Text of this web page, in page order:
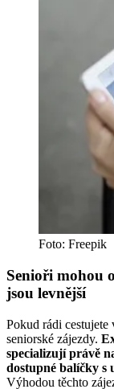
Foto: Freepik
Senioři mohou
jsou levnější
Pokud rádi cestujete
seniorské zájezdy.
specializují právě
dostupné balíčky s
Výhodou těchto